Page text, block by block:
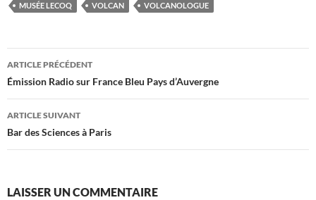
MUSÉE LECOQ
VOLCAN VOLCANOLOGUE
Navigation
des
articles
ARTICLE PRÉCÉDENT
Émission Radio sur France Bleu Pays d’Auvergne
ARTICLE SUIVANT
Bar des Sciences à Paris
LAISSER UN COMMENTAIRE